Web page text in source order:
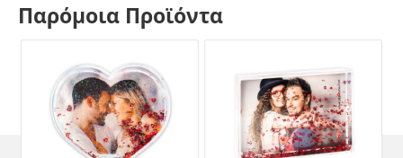
Παρόμοια Προϊόντα